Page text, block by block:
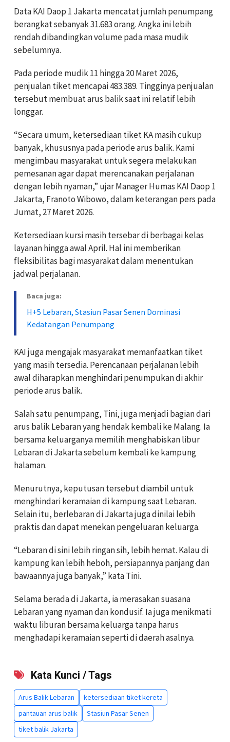
Data KAI Daop 1 Jakarta mencatat jumlah penumpang
berangkat sebanyak 31.683 orang. Angka ini lebih
rendah dibandingkan volume pada masa mudik
sebelumnya.
Pada periode mudik 11 hingga 20 Maret 2026,
penjualan tiket mencapai 483.389. Tingginya penjualan
tersebut membuat arus balik saat ini relatif lebih
longgar.
“Secara umum, ketersediaan tiket KA masih cukup
banyak, khususnya pada periode arus balik. Kami
mengimbau masyarakat untuk segera melakukan
pemesanan agar dapat merencanakan perjalanan
dengan lebih nyaman,” ujar Manager Humas KAI Daop 1
Jakarta, Franoto Wibowo, dalam keterangan pers pada
Jumat, 27 Maret 2026.
Ketersediaan kursi masih tersebar di berbagai kelas
layanan hingga awal April. Hal ini memberikan
fleksibilitas bagi masyarakat dalam menentukan
jadwal perjalanan.
Baca juga:
H+5 Lebaran, Stasiun Pasar Senen Dominasi
Kedatangan Penumpang
KAI juga mengajak masyarakat memanfaatkan tiket
yang masih tersedia. Perencanaan perjalanan lebih
awal diharapkan menghindari penumpukan di akhir
periode arus balik.
Salah satu penumpang, Tini, juga menjadi bagian dari
arus balik Lebaran yang hendak kembali ke Malang. Ia
bersama keluarganya memilih menghabiskan libur
Lebaran di Jakarta sebelum kembali ke kampung
halaman.
Menurutnya, keputusan tersebut diambil untuk
menghindari keramaian di kampung saat Lebaran.
Selain itu, berlebaran di Jakarta juga dinilai lebih
praktis dan dapat menekan pengeluaran keluarga.
“Lebaran di sini lebih ringan sih, lebih hemat. Kalau di
kampung kan lebih heboh, persiapannya panjang dan
bawaannya juga banyak,” kata Tini.
Selama berada di Jakarta, ia merasakan suasana
Lebaran yang nyaman dan kondusif. Ia juga menikmati
waktu liburan bersama keluarga tanpa harus
menghadapi keramaian seperti di daerah asalnya.
Kata Kunci / Tags
Arus Balik Lebaran
ketersediaan tiket kereta
pantauan arus balik
Stasiun Pasar Senen
tiket balik Jakarta